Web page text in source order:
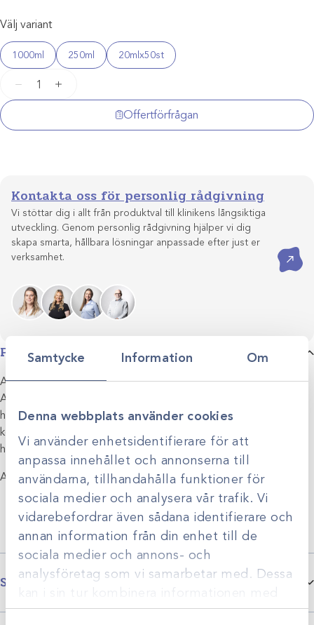
Samtycke Information Om
Denna webbplats använder cookies
Vi använder enhetsidentifierare för att
anpassa innehållet och annonserna till
användarna, tillhandahålla funktioner för
sociala medier och analysera vår trafik. Vi
vidarebefordrar även sådana identifierare och
annan information från din enhet till de
sociala medier och annons- och
analysföretag som vi samarbetar med. Dessa
annan information som du har tillhandahållit
Välj variant
1000ml 250ml 20mlx50st
Clorexyderm
mängd
+
Offertförfrågan
Produktbeskrivning
Antiseptiskt, koncentrerat schampo till hund, katt och häst.
Används till hud- och pälshygien på djur när djup rengöring av
huden önskas. Passar för tvätt inför operationer och som
komplement till medicinsk behandling av infektiösa
hudsjukdomar (bakterier, jästsvamp, dermatofyter).
Aktiva ingredienser:
Klorhexidindiglukonat 4%
Lanolin
Glycerin
Specifikationer
Kontakta oss för personlig rådgivning
Vi stöttar dig i allt från produktval till klinikens långsiktiga
utveckling. Genom personlig rådgivning hjälper vi dig
skapa smarta, hållbara lösningar anpassade efter just er
verksamhet.